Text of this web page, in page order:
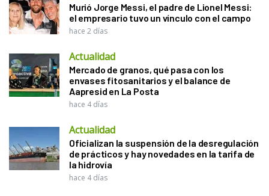
Murió Jorge Messi, el padre de Lionel Messi:
el empresario tuvo un vínculo con el campo
hace 2 días
Actualidad
Mercado de granos, qué pasa con los
envases fitosanitarios y el balance de
Aapresid en La Posta
hace 4 días
Actualidad
Oficializan la suspensión de la desregulación
de prácticos y hay novedades en la tarifa de
la hidrovía
hace 4 días